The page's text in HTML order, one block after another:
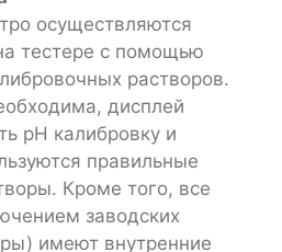
осуществляются
тестере с помощью
растворов.
дисплей
рН калибровку и
правильные
Кроме того, все
заводских
имеют внутренние